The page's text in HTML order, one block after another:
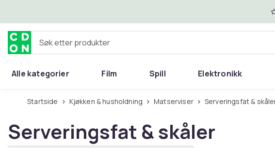
Søk etter produkter
Alle kategorier Film Spill Elektronikk
Startside Kjøkken & husholdning Matserviser Serveringsfat &
Serveringsfat & skåler